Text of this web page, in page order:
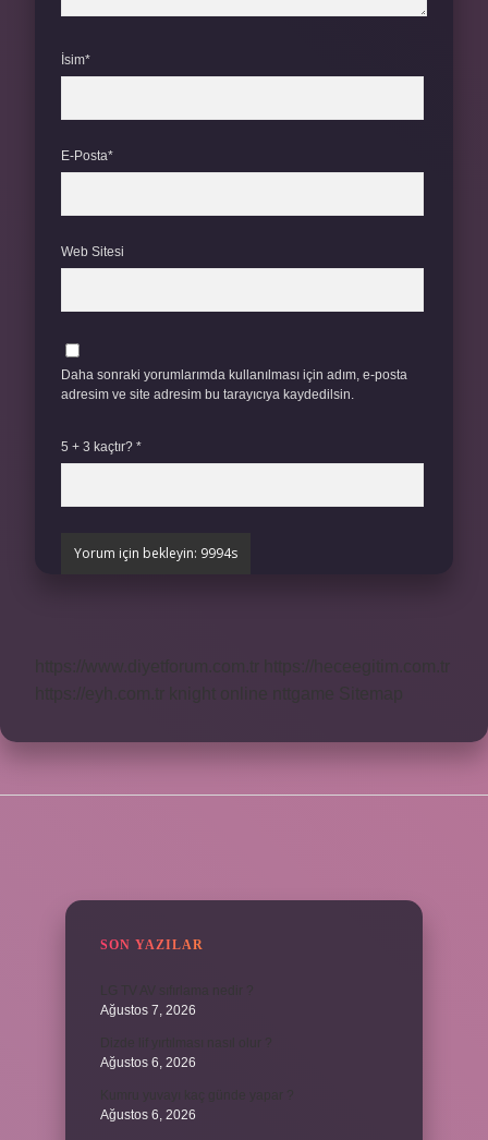
İsim*
E-Posta*
Web Sitesi
Daha sonraki yorumlarımda kullanılması için adım, e-posta
adresim ve site adresim bu tarayıcıya kaydedilsin.
5 + 3 kaçtır? *
SON YAZILAR
Ağustos 7, 2026
Ağustos 6, 2026
Ağustos 6, 2026